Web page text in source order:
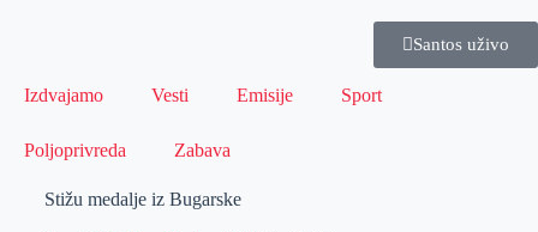
Santos uživo
Izdvajamo Vesti Emisije Sport
Poljoprivreda Zabava
Stižu medalje iz Bugarske